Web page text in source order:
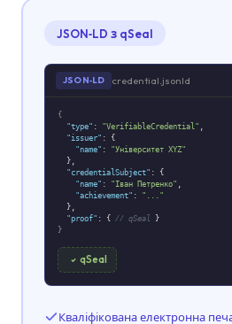
JSON‑LD з qSeal
JSON‑LD credential.jsonld
{
"type" : "VerifiableCredential" ,
"issuer" : {
"name" : "Університет XYZ"
},
"credentialSubject" : {
"name" : "Іван Петренко" ,
"achievement" : "..."
},
"proof" : { // qSeal }
}
qSeal
Кваліфікована електронна